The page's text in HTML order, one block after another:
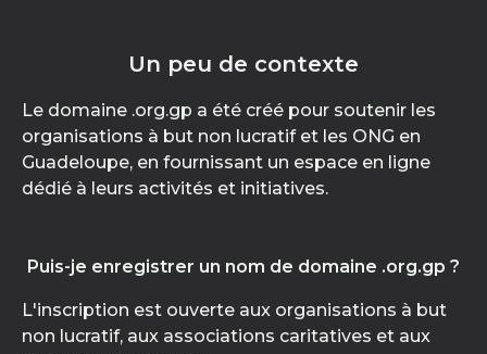
Un peu de contexte
Le domaine .org.gp a été créé pour soutenir les
organisations à but non lucratif et les ONG en
Guadeloupe, en fournissant un espace en ligne
dédié à leurs activités et initiatives.
Puis-je enregistrer un nom de domaine .org.gp ?
L'inscription est ouverte aux organisations à but
non lucratif, aux associations caritatives et aux